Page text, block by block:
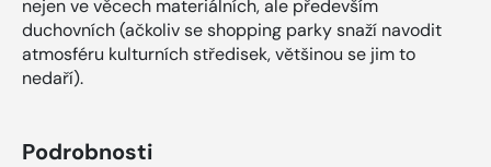
nejen ve věcech materiálních, ale především
duchovních (ačkoliv se shopping parky snaží navodit
atmosféru kulturních středisek, většinou se jim to
nedaří).
Podrobnosti